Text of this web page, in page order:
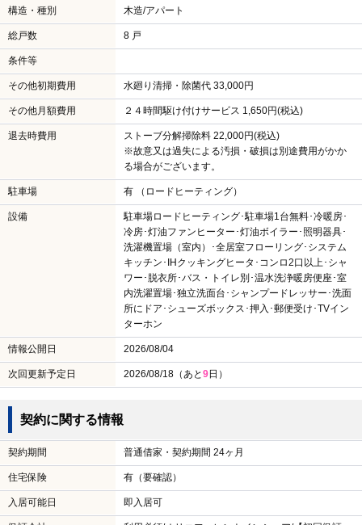
構造・種別 木造/アパート
総戸数 8 戸
条件等
その他初期費用 水廻り清掃・除菌代 33,000円
その他月額費用 ２４時間駆け付けサービス 1,650円(税込)
退去時費用
ストーブ分解掃除料 22,000円(税込)
※故意又は過失による汚損・破損は別途費用がかか
る場合がございます。
駐車場 有 （ロードヒーティング）
設備
駐車場ロードヒーティング･駐車場1台無料･冷暖房･
冷房･灯油ファンヒーター･灯油ボイラー･照明器具･
洗濯機置場（室内）･全居室フローリング･システム
キッチン･IHクッキングヒータ･コンロ2口以上･シャ
ワー･脱衣所･バス・トイレ別･温水洗浄暖房便座･室
内洗濯置場･独立洗面台･シャンプードレッサー･洗面
所にドア･シューズボックス･押入･郵便受け･TVイン
ターホン
情報公開日 2026/08/04
次回更新予定日 2026/08/18（あと9日）
契約に関する情報
契約期間 普通借家・契約期間 24ヶ月
住宅保険 有（要確認）
入居可能日 即入居可